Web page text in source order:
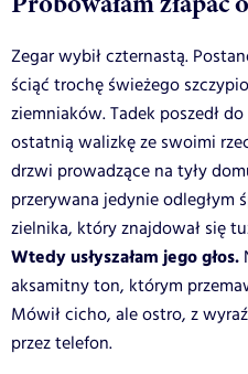
Zegar wybił czternastą.
ściąć trochę świeżego
ziemniaków. Tadek poszedł
ostatnią walizkę ze swoimi
drzwi prowadzące na tyły
przerywana jedynie odległym
zielnika, który znajdował się
Wtedy usłyszałam jego głos.
aksamitny ton, którym
Mówił cicho, ale ostro, z
przez telefon.